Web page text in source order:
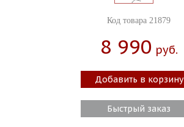
Код товара 21879
8 990 Руб.
Добавить в корзину
Быстрый заказ